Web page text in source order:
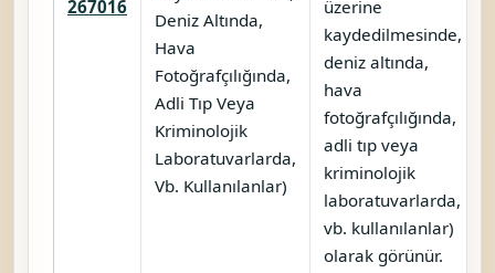
267016
Deniz Altında,
Hava
Fotoğrafçılığında,
Adli Tıp Veya
Kriminolojik
Laboratuvarlarda,
Vb. Kullanılanlar)
üzerine
kaydedilmesinde,
deniz altında,
hava
fotoğrafçılığında,
adli tıp veya
kriminolojik
laboratuvarlarda,
vb. kullanılanlar)
olarak görünür.